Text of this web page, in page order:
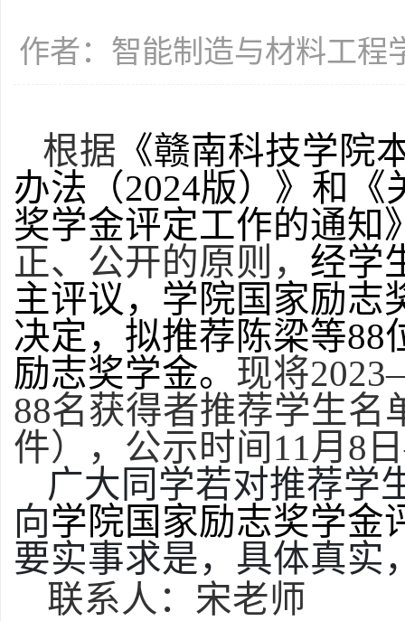
作者：智能制造与材料工程
根据 《赣南科技学院
办法 （2024版） 》 和 《
奖学金评定工作的通知
正、公开的原则， 经学
主评议， 学院国家励志
决定，拟推荐陈梁等88
励志奖学金。 现将
88名获得者推荐学生名
件），公示时间 11月8
广大同学若对推荐学
向学院国家励志奖学金
要实事求是，具体真实
联系人：宋老师